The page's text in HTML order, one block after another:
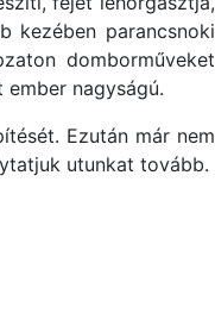
kezében parancsnoki
domborműveket
nagyságú.
Ezután már nem
utunkat tovább.